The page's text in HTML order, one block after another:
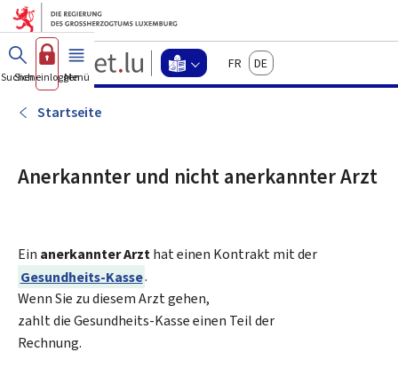
Zum Hauptmenü
Zum Inhalt
Guichet.lu
Changer
d'espace
actif
FrançaisDeutsch
Suchen
Sich einloggen
Menü Haupt-
Startseite
Anerkannter und nicht anerkannter Arzt
Ein anerkannter Arzthat einen Kontrakt mit der
Gesundheits-Kasse.
Wenn Sie zu diesem Arzt gehen,
zahlt die Gesundheits-Kasse einen Teil der
Rechnung.